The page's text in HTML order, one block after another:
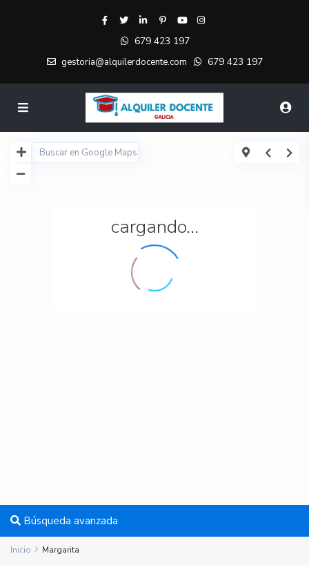
679 423 197
gestoria@alquilerdocente.com 679 423 197
cargando...
Búsqueda avanzada
Inicio Margarita